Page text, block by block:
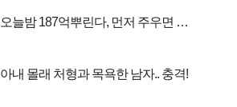
오늘밤 187억뿌린다, 먼저 주우면 최
아내 몰래 처형과 목욕한 남자.. 충격!